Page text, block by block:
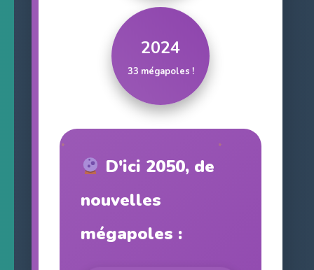
2024
33 mégapoles !
D'ici 2050, de
nouvelles
mégapoles :